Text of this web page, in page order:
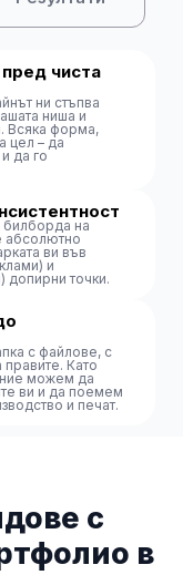
чиста
ни стъпва
ниша и
Всяка форма,
цел – да
да го
билборда на
абсолютно
ви във
и
допирни точки.
с файлове, с
правите. Като
ние можем да
ви и да поемем
и печат.
с
в